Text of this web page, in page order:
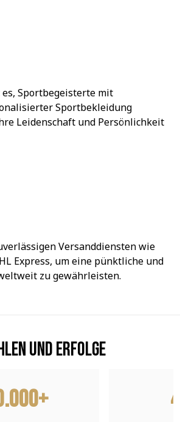
Sportbegeisterte mit
Sportbekleidung
Leidenschaft und Persönlichkeit
Versanddiensten wie
Express, um eine pünktliche und
zu gewährleisten.
und Erfolge